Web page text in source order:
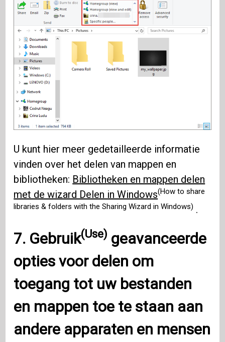
U kunt hier meer gedetailleerde informatie
vinden over het delen van mappen en
bibliotheken: Bibliotheken en mappen delen
met de wizard Delen in Windows(How to share
libraries & folders with the Sharing Wizard in Windows) .
7. Gebruik(Use) geavanceerde
opties voor delen om
toegang tot uw bestanden
en mappen toe te staan ​​aan
andere apparaten en mensen